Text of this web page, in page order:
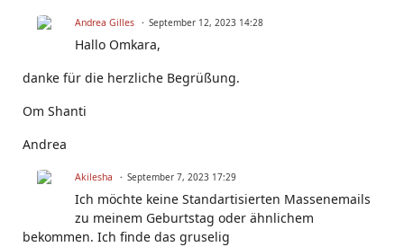
Andrea Gilles September 12, 2023 14:28
Hallo Omkara,
danke für die herzliche Begrüßung.
Om Shanti
Andrea
Akilesha September 7, 2023 17:29
Ich möchte keine Standartisierten Massenemails
zu meinem Geburtstag oder ähnlichem
bekommen. Ich finde das gruselig